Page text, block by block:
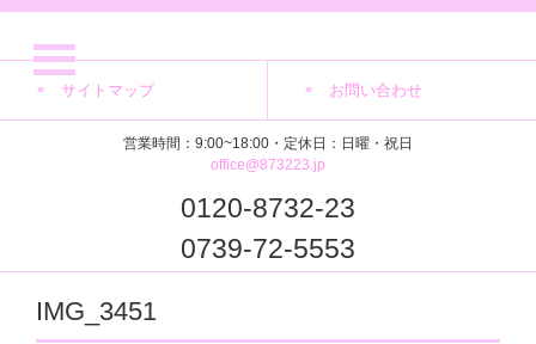
サイトマップ お問い合わせ
営業時間：9:00~18:00・定休日：日曜・祝日
office@873223.jp
0120-8732-23
0739-72-5553
IMG_3451